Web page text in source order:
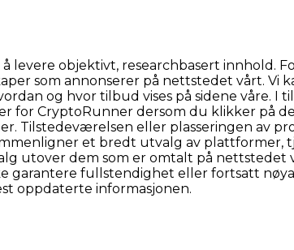
objektivt, researchbasert innhold.
som annonserer på nettstedet vårt.
og hvor tilbud vises på sidene våre.
CryptoRunner dersom du klikker på
Tilstedeværelsen eller plasseringen av
et bredt utvalg av plattformer,
utover dem som er omtalt på nettstedet
fullstendighet eller fortsatt
oppdaterte informasjonen.